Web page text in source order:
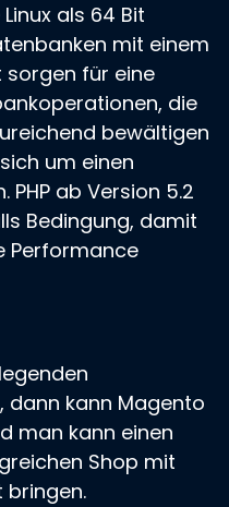
als 64 Bit
mit einem
für eine
die
bewältigen
um einen
ab Version 5.2
Bedingung, damit
Performance
kann Magento
man kann einen
Shop mit
bringen.